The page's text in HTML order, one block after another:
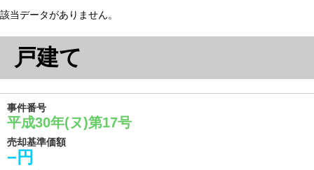
該当データがありません。
戸建て
事件番号
平成30年(ヌ)第17号
売却基準価額
−円